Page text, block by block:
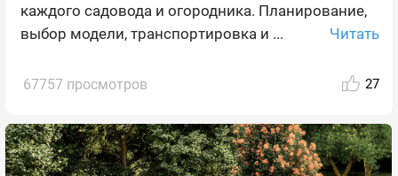
каждого садовода и огородника. Планирование,
выбор модели, транспортировка и ...
Читать
67757 просмотров 27